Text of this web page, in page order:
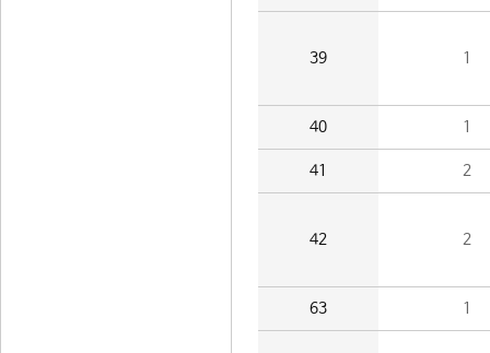
39 1
40 1
41 2
42 2
63 1